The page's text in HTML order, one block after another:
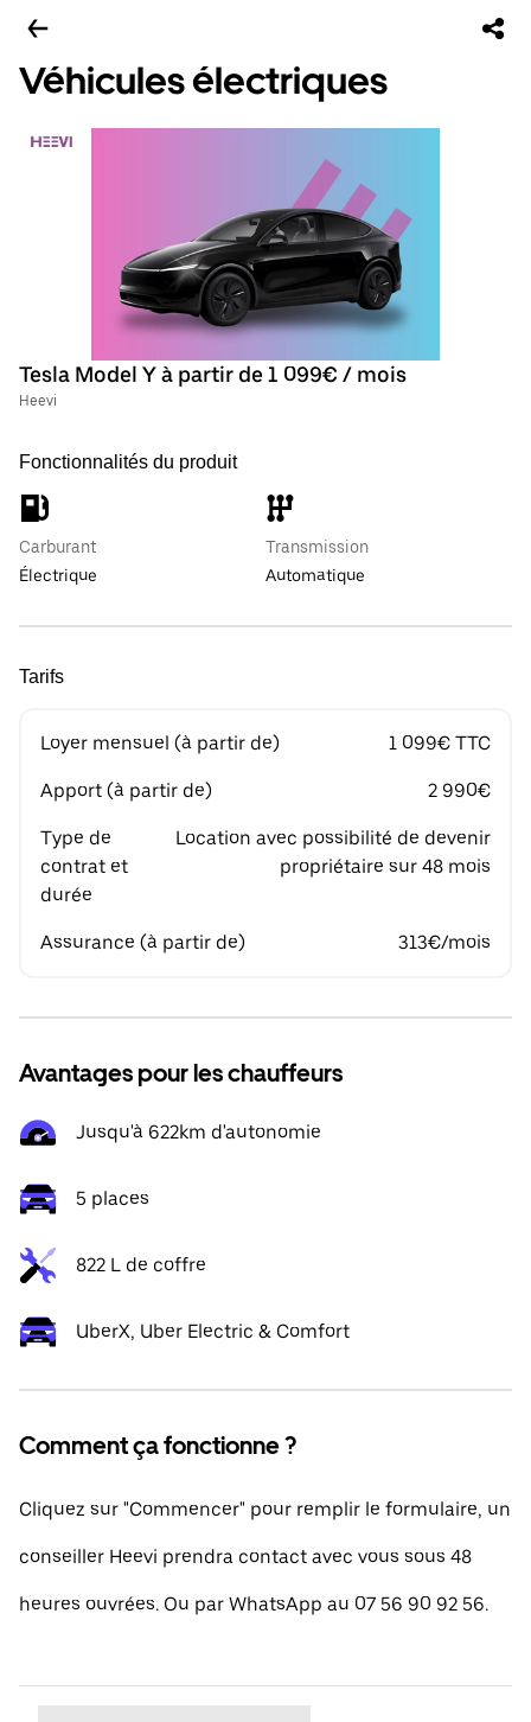
Véhicules électriques
Tesla Model Y à partir de 1 099€ / mois
Heevi
Fonctionnalités du produit
Carburant
Électrique
Transmission
Automatique
Tarifs
Loyer mensuel (à partir de) 1 099€ TTC
Apport (à partir de) 2 990€
Type de
contrat et
durée
Location avec possibilité de devenir
propriétaire sur 48 mois
Assurance (à partir de) 313€/mois
Avantages pour les chauffeurs
Jusqu'à 622km d'autonomie
5 places
822 L de coffre
UberX, Uber Electric & Comfort
Comment ça fonctionne ?
Cliquez sur "Commencer" pour remplir le formulaire, un
conseiller Heevi prendra contact avec vous sous 48
heures ouvrées. Ou par WhatsApp au 07 56 90 92 56.